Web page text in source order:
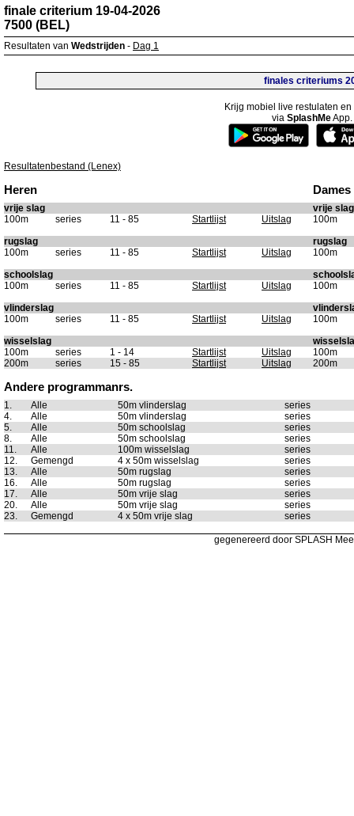
finale criterium 19-04-2026
7500 (BEL)
Resultaten van Wedstrijden - Dag 1
finales criteriums
Krijg mobiel live restulaten
via SplashMeApp.
Resultatenbestand (Lenex)
Heren Dames
vrije slag
vrije slag
100m
series 11 - 85 Startlijst Uitslag
100m
rugslag
rugslag
100m
series 11 - 85 Startlijst Uitslag
100m
schoolslag
100m
series 11 - 85 Startlijst Uitslag
100m
vlinderslag
100m
series 11 - 85 Startlijst Uitslag
100m
wisselslag
100m
series 1 - 14 Startlijst Uitslag
100m
200m
series 15 - 85 Startlijst Uitslag 200m
Andere programmanrs.
1. Alle 50m vlinderslag
series
4.
Alle 50m vlinderslag
series
5.
Alle 50m schoolslag
series
8.
Alle 50m schoolslag
series
11.
Alle 100m wisselslag
series
12.
Gemengd 4 x 50m wisselslag
series
13.
Alle 50m rugslag
series
16.
Alle 50m rugslag
series
17.
Alle 50m vrije slag
series
20.
Alle 50m vrije slag
series
23.
Gemengd 4 x 50m vrije slag series
gegenereerd door SPLASH